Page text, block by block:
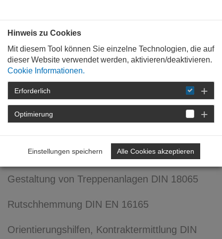
STARTSEITE
FORTBILDUNG
DETAIL
Der perfekte Abschluss für
Design und Technik
Gestaltung von Treppenanlagen DIN 18065
Rutschhemmung DIN EN 16165
Orientierungshilfen, Kontraktermittlung DIN
Hinweis zu Cookies
Mit diesem Tool können Sie einzelne Technologien, die auf
dieser Website verwendet werden, aktivieren/deaktivieren.
Cookie Informationen.
Erforderlich
Optimierung
Einstellungen speichern Alle Cookies akzeptieren